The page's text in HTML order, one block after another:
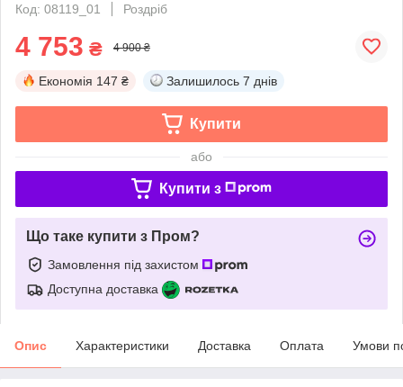
Код: 08119_01
Роздріб
4 753 ₴ 4 900 ₴
Економія 147 ₴ Залишилось 7 днів
Купити
або
Купити з
Що таке купити з Пром?
Замовлення під захистом
Доступна доставка
Опис Характеристики Доставка Оплата Умови